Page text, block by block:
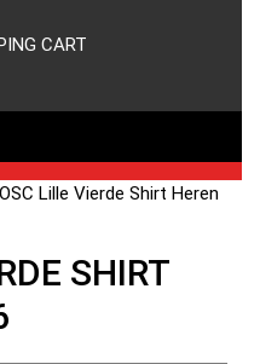
CART
Lille Vierde Shirt Heren
SHIRT